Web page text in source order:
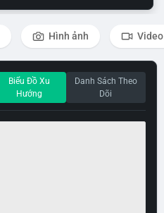
Hình ảnh Video
Biểu Đồ Xu
Hướng
Danh Sách Theo
Dõi